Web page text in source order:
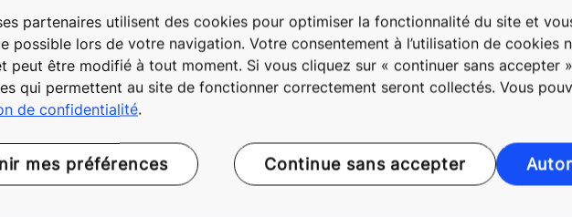
partenaires utilisent des cookies pour optimiser la fonctionnalité du site et
possible lors de votre navigation. Votre consentement à l’utilisation de cookies
peut être modifié à tout moment. Si vous cliquez sur « continuer sans accepter
qui permettent au site de fonctionner correctement seront collectés. Vous
de confidentialité.
mes préférences Continue sans accepter